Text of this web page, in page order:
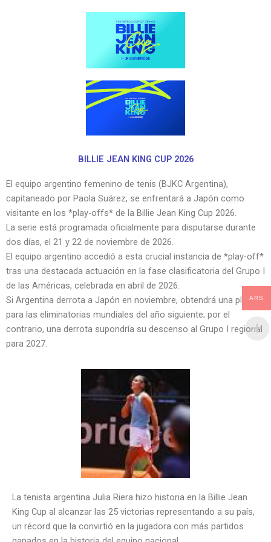
BILLIE JEAN KING CUP 2026
El equipo argentino femenino de tenis (BJKC Argentina),
capitaneado por Paola Suárez, se enfrentará a Japón como
visitante en los *play-offs* de la Billie Jean King Cup 2026.
La serie está programada oficialmente para disputarse durante
dos días, el 21 y 22 de noviembre de 2026.
El equipo argentino accedió a esta crucial instancia de *play-off*
tras una destacada actuación en la fase clasificatoria del Grupo I
de las Américas, celebrada en abril de 2026.
Si Argentina derrota a Japón en noviembre, obtendrá una plaza
para las eliminatorias mundiales del año siguiente; por el
contrario, una derrota supondría su descenso al Grupo I regional
para 2027.
La tenista argentina Julia Riera hizo historia en la Billie Jean
King Cup al alcanzar las 25 victorias representando a su país,
un récord que la convirtió en la jugadora con más partidos
ARS